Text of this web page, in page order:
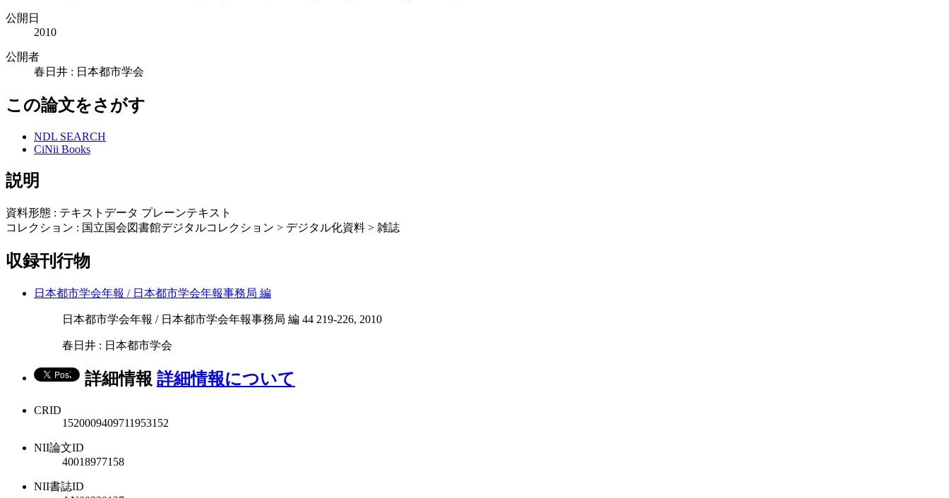
公開日
2010
公開者
春日井 : 日本都市学会
この論文をさがす
NDL SEARCH
CiNii Books
説明
資料形態 : テキストデータ プレーンテキスト
コレクション : 国立国会図書館デジタルコレクション > デジタル化資料 > 雑誌
収録刊行物
日本都市学会年報 / 日本都市学会年報事務局 編
日本都市学会年報 / 日本都市学会年報事務局 編 44 219-226, 2010
春日井 : 日本都市学会
詳細情報 詳細情報について
CRID
1520009409711953152
NII論文ID
40018977158
NII書誌ID